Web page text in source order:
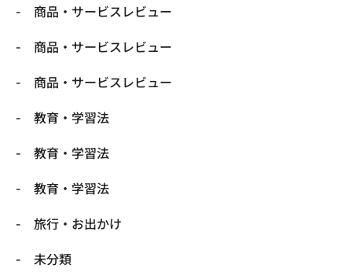
商品・サービスレビュー
商品・サービスレビュー
商品・サービスレビュー
教育・学習法
教育・学習法
教育・学習法
旅行・お出かけ
未分類